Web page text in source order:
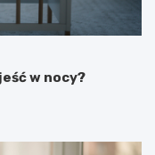
w nocy?